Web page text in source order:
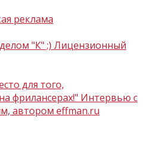
реклама
"К" ;) Лицензионный
для того,
фрилансерах!" Интервью с
автором effman.ru